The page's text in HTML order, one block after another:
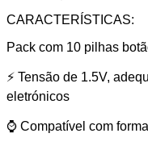
CARACTERÍSTICAS:
Pack com 10 pilhas
⚡ Tensão de 1.5V,
eletrónicos
⌚ Compatível com